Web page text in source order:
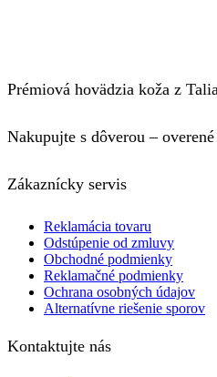
Prémiová hovädzia koža z
Nakupujte s dôverou –
Zákaznícky servis
Reklamácia tovaru
Odstúpenie od zmluvy
Obchodné podmienky
Reklamačné podmienky
Ochrana osobných údajov
Alternatívne riešenie sporov
Kontaktujte nás